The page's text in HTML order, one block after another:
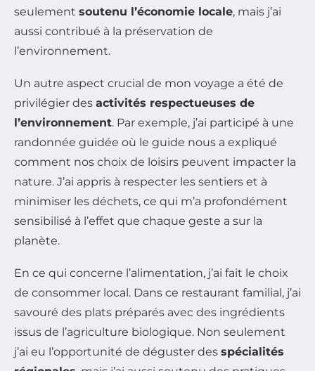
seulement soutenu l’économie locale, mais j’ai
aussi contribué à la préservation de
l’environnement.
Un autre aspect crucial de mon voyage a été de
privilégier des activités respectueuses de
l’environnement. Par exemple, j’ai participé à une
randonnée guidée où le guide nous a expliqué
comment nos choix de loisirs peuvent impacter la
nature. J’ai appris à respecter les sentiers et à
minimiser les déchets, ce qui m’a profondément
sensibilisé à l’effet que chaque geste a sur la
planète.
En ce qui concerne l’alimentation, j’ai fait le choix
de consommer local. Dans ce restaurant familial, j’ai
savouré des plats préparés avec des ingrédients
issus de l’agriculture biologique. Non seulement
j’ai eu l’opportunité de déguster des spécialités